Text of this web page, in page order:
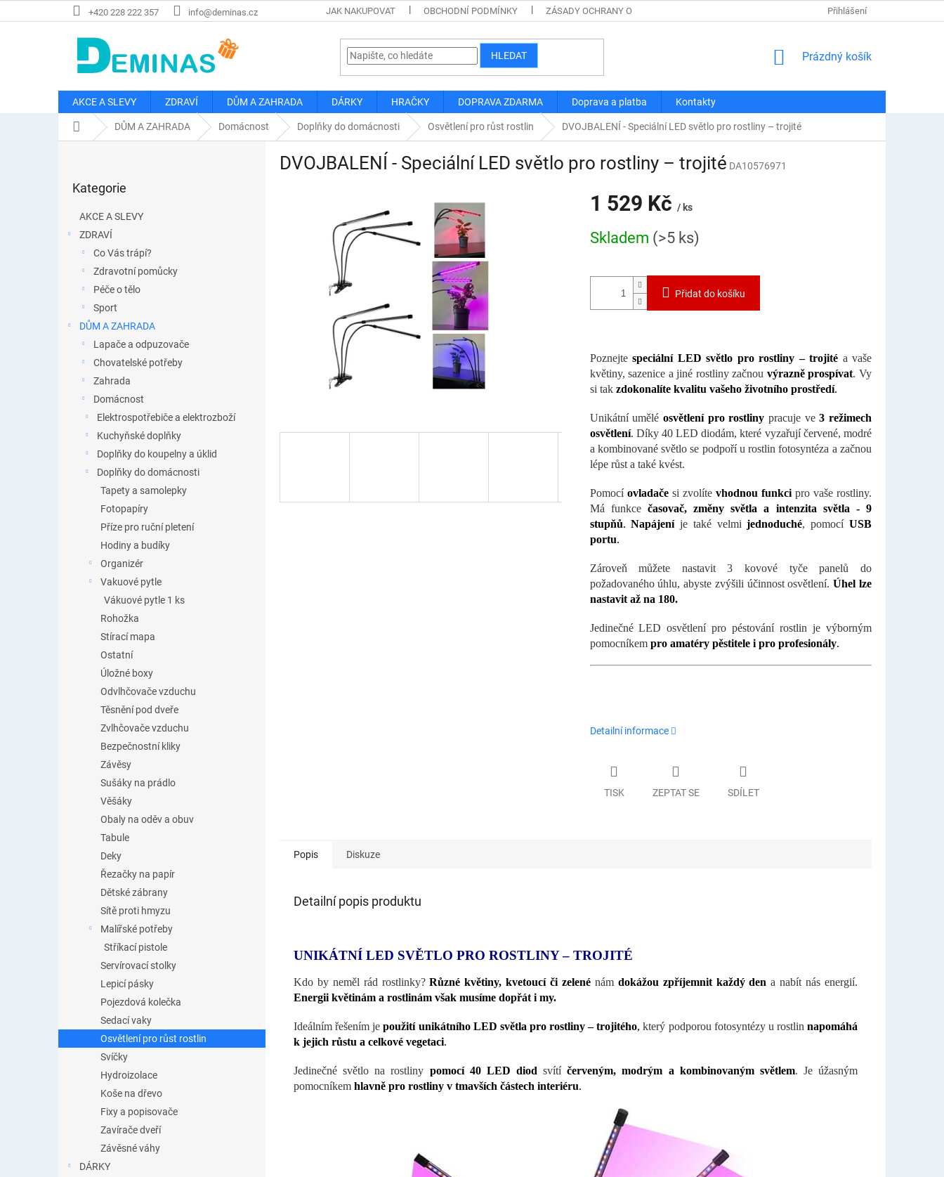
na
+420 228 222 357 info@deminas.cz JAK NAKUPOVAT OBCHODNÍ PODMÍNKY ZÁSADY OCHRANY OSOBNÍCH ÚDAJŮ DOPRAVA A PLATBA
Přihlášení
HLEDAT
NÁKUPNÍ
Prázdný košík
AKCE A SLEVY ZDRAVÍ DŮM A ZAHRADA DÁRKY HRAČKY DOPRAVA ZDARMA Doprava a platba Kontakty
Domů DŮM A ZAHRADA Domácnost Doplňky do domácnosti Osvětlení pro růst rostlin DVOJBALENÍ - Speciální LED světlo pro rostliny – trojité
kategorie
Kategorie
AKCE A SLEVY
ZDRAVÍ
Co Vás trápí?
Zdravotní pomůcky
Péče o tělo
Sport
DŮM A ZAHRADA
Lapače a odpuzovače
Chovatelské potřeby
Zahrada
Domácnost
Elektrospotřebiče a elektrozboží
Kuchyňské doplňky
Doplňky do koupelny a úklid
Doplňky do domácnosti
Tapety a samolepky
Fotopapíry
Příze pro ruční pletení
Hodiny a budíky
Organizér
Vakuové pytle
Vákuové pytle 1 ks
Rohožka
Stírací mapa
Ostatní
Úložné boxy
Odvlhčovače vzduchu
Těsnění pod dveře
Zvlhčovače vzduchu
Bezpečnostní kliky
Závěsy
Sušáky na prádlo
Věšáky
Obaly na oděv a obuv
Tabule
Deky
Řezačky na papír
Dětské zábrany
Sítě proti hmyzu
Malířské potřeby
Stříkací pistole
Servírovací stolky
Lepicí pásky
Pojezdová kolečka
Sedací vaky
Osvětlení pro růst rostlin
Svíčky
Hydroizolace
Koše na dřevo
Fixy a popisovače
Zavírače dveří
Závěsné váhy
DÁRKY
DVOJBALENÍ - Speciální LED světlo pro rostliny – trojité DA10576971
1 529 Kč / ks
cena:
Skladem (>5 ks)
Přidat do košíku
Poznejte speciální LED světlo pro rostliny – trojité a vaše
květiny, sazenice a jiné rostliny začnou výrazně prospívat. Vy
si tak zdokonalíte kvalitu vašeho životního prostředí.
Unikátní umělé osvětlení pro rostliny pracuje ve3 režimech
osvětlení. Díky 40 LED diodám, které vyzařují červené, modré
a kombinované světlo se podpoří u rostlin fotosyntéza a začnou
lépe růst a také kvést.
Pomocí ovladače si zvolíte vhodnou funkcipro vaše rostliny.
Má funkce časovač, změny světla a intenzita světla - 9
stupňů.Napájeníje také velmijednoduché, pomocí USB
portu.
Zároveň můžete nastavit 3 kovové tyče panelů do
požadovaného úhlu, abyste zvýšili účinnost osvětlení.Úhel lze
nastavit až na 180.
Jedinečné LED osvětlení pro péstování rostlin je výborným
pomocníkem pro amatéry pěstitele i pro profesionály.
Detailní informace
TISK ZEPTAT SE SDÍLET
Popis Diskuze
Detailní popis produktu
UNIKÁTNÍ LED SVĚTLO PRO ROSTLINY – TROJITÉ
Kdo by neměl rád rostlinky?Různé květiny, kvetoucí či zelené nám dokážou zpříjemnit každý den a nabít nás energií.
Energii květinám a rostlinám však musíme dopřát i my.
Ideálním řešením jepoužití unikátního LED světla pro rostliny – trojitého, který podporou fotosyntézy u rostlin napomáhá
k jejich růstu a celkové vegetaci.
Jedinečné světlo na rostliny pomocí 40 LED diod svítí červeným, modrým a kombinovaným světlem. Je úžasným
pomocníkem hlavně pro rostliny v tmavších částech interiéru.